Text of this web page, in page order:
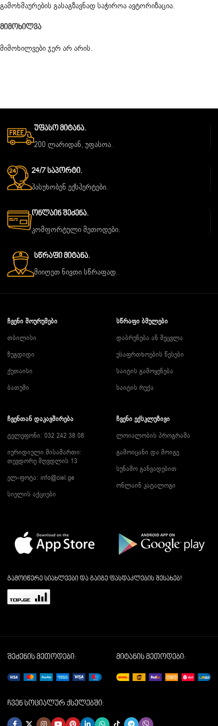
Მიმოხილვა
მიმოხილვები ჯერ არ არის.
გამოხმაურების გასაგზავნად საჭიროაავტორიზაცია.
Უფასო Მიტანა.
200 ლარიდან, უფასოა.
24/7 Საპორტი.
პასუხობენ ექსპერტები.
Ონლაინ Შეძენა.
კომფორტული მეთოდები.
Სწრაფი Მიტანა.
მიიღეთ ნივთი სწრაფად.
ᲩᲕᲔᲜᲘ ᲨᲝᲣᲠᲣᲛᲔᲑᲘ
თბილისი
ზუგდიდი
ქუთაისი
ბათუმი
ᲡᲬᲠᲐᲤᲘ ᲑᲛᲣᲚᲔᲑᲘ
დაბრუნება ან შეცვლა
უსაფრთხოების წესები
საიტის გამოყენება
საიტის რუქა
ᲩᲕᲔᲜᲗᲐᲜ ᲓᲐᲙᲐᲕᲨᲘᲠᲔᲑᲐ
ტელეფონი: 032 242 38 08
იურიდიული მისამართი:
თევდორე მღვდლის 13
ელ-ფოტა: info@ciel.ge
სიელის აქციები
ᲩᲕᲔᲜᲘ ᲔᲥᲡᲙᲚᲣᲖᲘᲕᲘ
ლოიალობის პროგრამა
გამოიცანი და მოიგე
სუნამო განვადებით
ონლაინ კატალოგი
გამოიწერე სიახლეები და გაიგე ფასდაკლების შესახებ!
შეძენის მეთოდები: მიტანის მეთოდები:
ჩვენ სოციალურ ქსელებში: